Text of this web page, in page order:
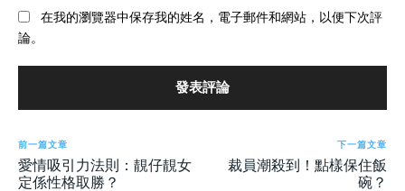
在我的瀏覽器中保存我的姓名，電子郵件和網站，以便下次評
論。
前一篇文章
愛情吸引力法則：靚仔靚女
定係性格取勝？
下一篇文章
裁員潮殺到！點樣保住飯
碗？